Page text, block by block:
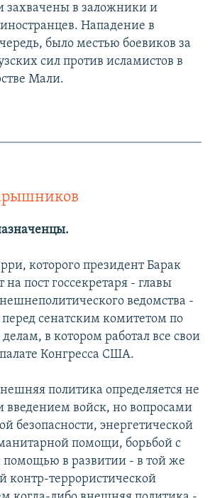
захвачены в заложники и
Нападение в
было местью боевиков за
сил против исламистов в
Мали.
которого президент Барак
на пост госсекретаря - главы
ведомства -
перед сенатским комитетом по
в котором работал все свои
Конгресса США.
политика определяется не
введением войск, но вопросами
безопасности, энергетической
помощи, борьбой с
помощью в развитии - в той же
контр-террористической